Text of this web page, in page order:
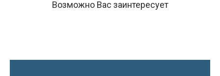
Возможно Вас заинтересует